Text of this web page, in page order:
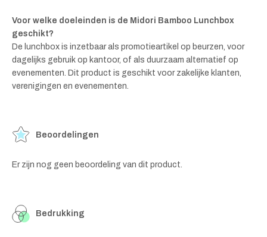
Voor welke doeleinden is de Midori Bamboo Lunchbox
geschikt?
De lunchbox is inzetbaar als promotieartikel op beurzen, voor
dagelijks gebruik op kantoor, of als duurzaam alternatief op
evenementen. Dit product is geschikt voor zakelijke klanten,
verenigingen en evenementen.
Beoordelingen
Er zijn nog geen beoordeling van dit product.
Bedrukking